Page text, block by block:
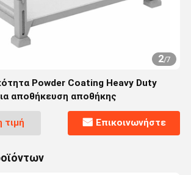
2/7
Powder Coating Heavy Duty
αποθήκευση αποθήκης
τιμή Επικοινωνήστε